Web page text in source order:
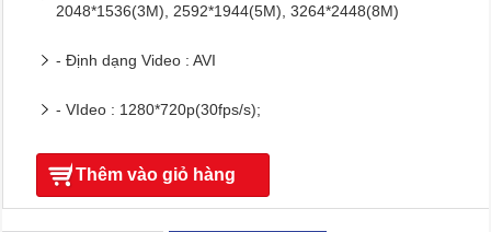
2048*1536(3M), 2592*1944(5M), 3264*2448(8M)
- Định dạng Video : AVI
- VIdeo : 1280*720p(30fps/s);
Thêm vào giỏ hàng